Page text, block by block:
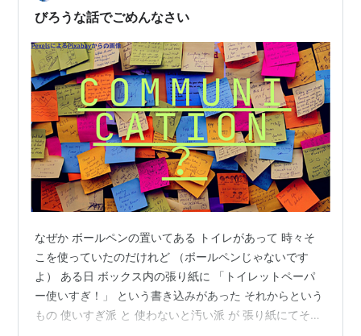
びろうな話でごめんなさい
なぜか ボールペンの置いてある トイレがあって 時々そ
こを使っていたのだけれど （ボールペンじゃないです
よ） ある日 ボックス内の張り紙に 「トイレットペーパ
ー使いすぎ！」 という書き込みがあった それからという
もの 使いすぎ派 と 使わないと汚い派 が 張り紙にてそれ